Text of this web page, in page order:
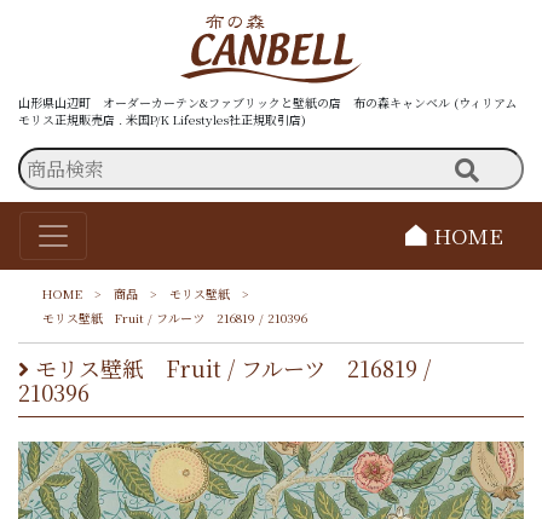
山形県山辺町 オーダーカーテン&ファブリックと壁紙の店 布の森キャンベル (ウィリアム
モリス正規販売店 . 米国P/K Lifestyles社正規取引店)
HOME
HOME > 商品 > モリス壁紙
>
モリス壁紙 Fruit / フルーツ 216819 / 210396
モリス壁紙 Fruit / フルーツ 216819 /
210396